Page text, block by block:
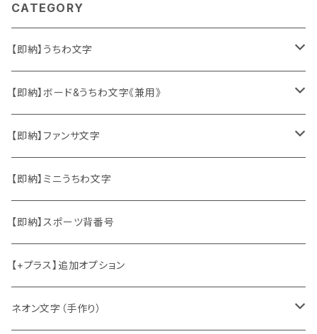
CATEGORY
【即納】うちわ文字
ソロ・歌手&タレント
韓国ソロ・歌手&タレント
東方神起
竜宮城
2PM
ATEEZ
【即納】ボード&うちわ文字《兼用》
ソロ・歌手&タレント
韓国ソロ・歌手&タレント
東方神起
2PM
ASTRO
【即納】ファンサ文字
日本語&英語
ハングル
中国語
【即納】ミニうちわ文字
【即納】スポーツ背番号
【+プラス】追加オプション
ネオン文字（手作り）